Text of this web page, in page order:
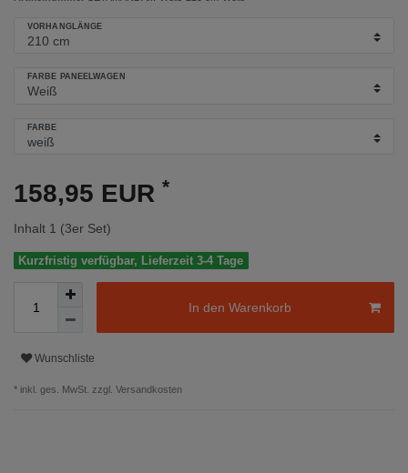
VORHANGLÄNGE
FARBE PANEELWAGEN
FARBE
158,95 EUR *
Inhalt 1 (3er Set)
Kurzfristig verfügbar, Lieferzeit 3-4 Tage
In den Warenkorb
Wunschliste
* inkl. ges. MwSt. zzgl. Versandkosten